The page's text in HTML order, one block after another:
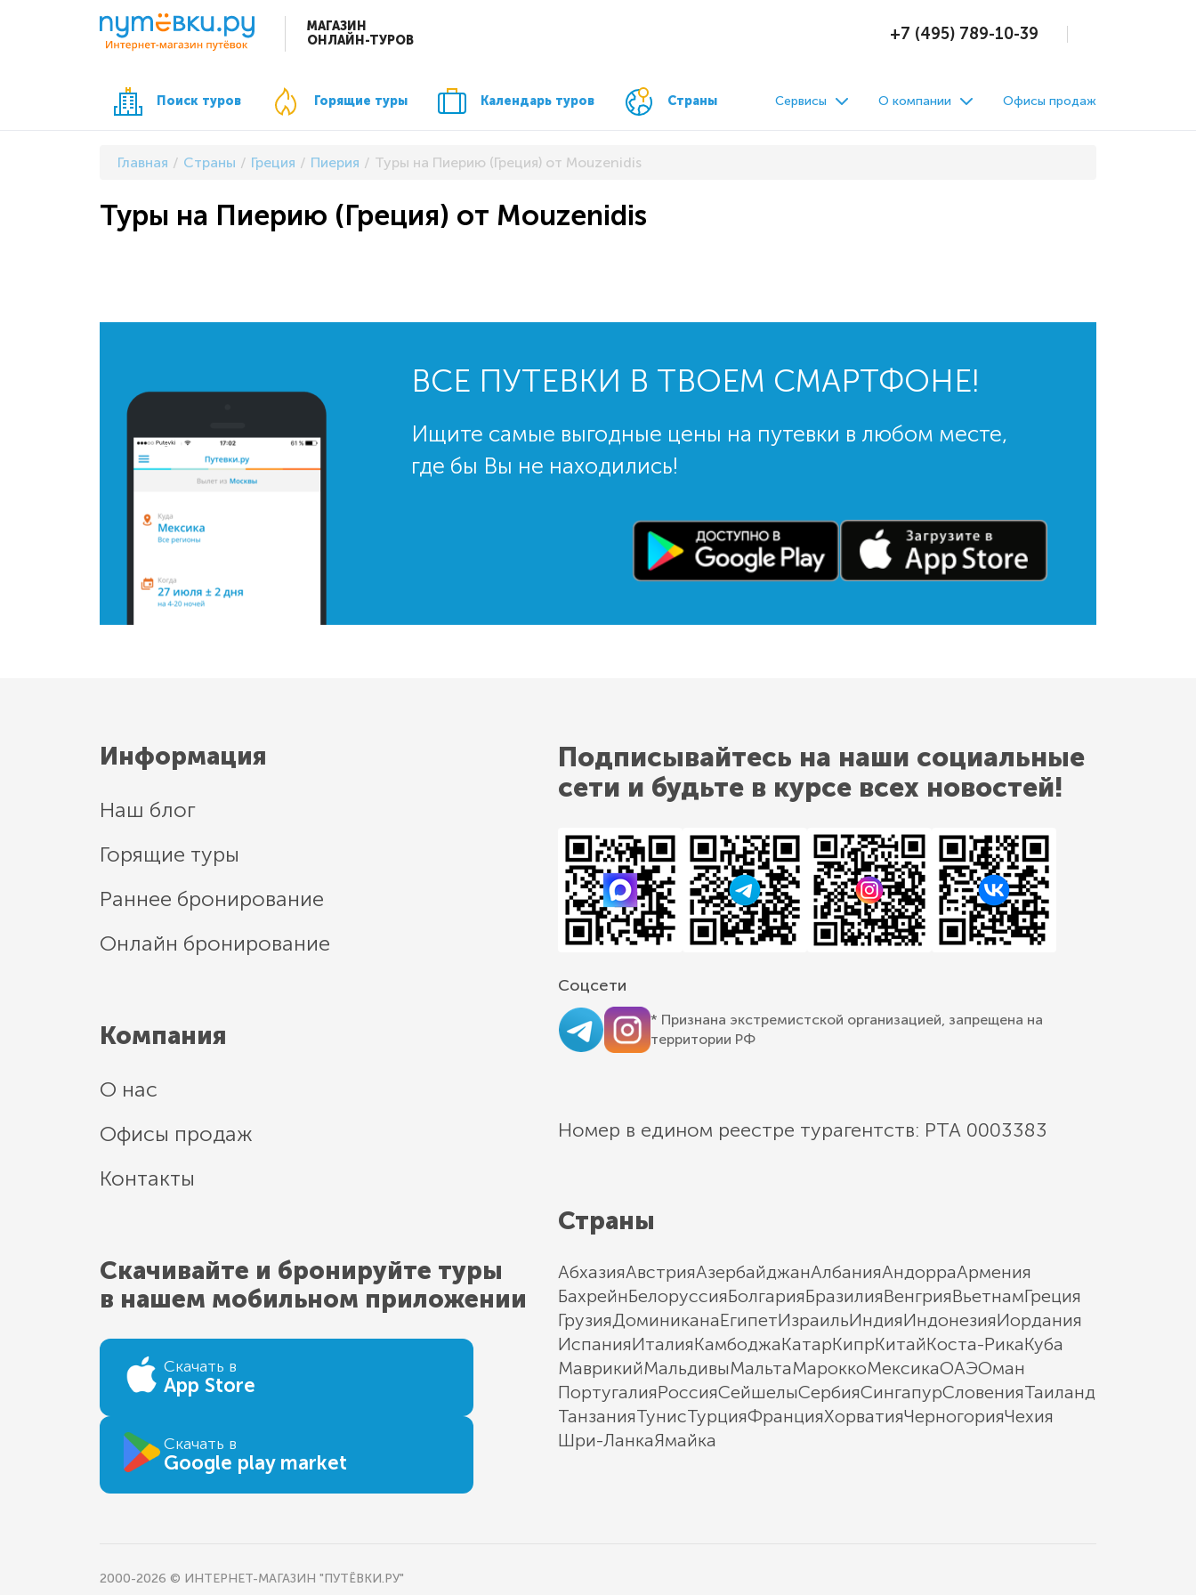
МАГАЗИН
ОНЛАЙН-ТУРОВ
+7 (495) 789-10-39
Поиск туров Горящие туры Календарь туров Страны Сервисы О компании Офисы продаж
Главная Страны Греция Пиерия Туры на Пиерию (Греция) от Mouzenidis
Туры на Пиерию (Греция) от Mouzenidis
ВСЕ ПУТЕВКИ В ТВОЕМ СМАРТФОНЕ!
Ищите самые выгодные цены на путевки в любом месте,
где бы Вы не находились!
Информация
Наш блог
Горящие туры
Раннее бронирование
Онлайн бронирование
Компания
О нас
Офисы продаж
Контакты
Скачивайте и бронируйте туры
в нашем мобильном приложении
Скачать в
App Store
Скачать в
Google play market
Подписывайтесь на наши социальные
сети и будьте в курсе всех новостей!
Соцсети
* Признана экстремистской организацией, запрещена на
территории РФ
Номер в едином реестре турагентств: РТА 0003383
Страны
АбхазияАвстрияАзербайджанАлбанияАндорраАрмения
БахрейнБелоруссияБолгарияБразилияВенгрияВьетнамГреция
ГрузияДоминиканаЕгипетИзраильИндияИндонезияИордания
ИспанияИталияКамбоджаКатарКипрКитайКоста-РикаКуба
МаврикийМальдивыМальтаМароккоМексикаОАЭОман
ПортугалияРоссияСейшелыСербияСингапурСловенияТаиланд
ТанзанияТунисТурцияФранцияХорватияЧерногорияЧехия
Шри-ЛанкаЯмайка
2000-2026 © ИНТЕРНЕТ-МАГАЗИН "ПУТЁВКИ.РУ"